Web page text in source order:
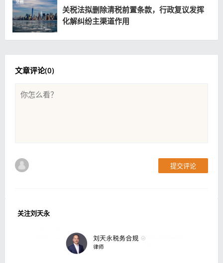
关税法拟删除清税前置条款，行政复议发挥
化解纠纷主渠道作用
文章评论(0)
提交评论
关注刘天永